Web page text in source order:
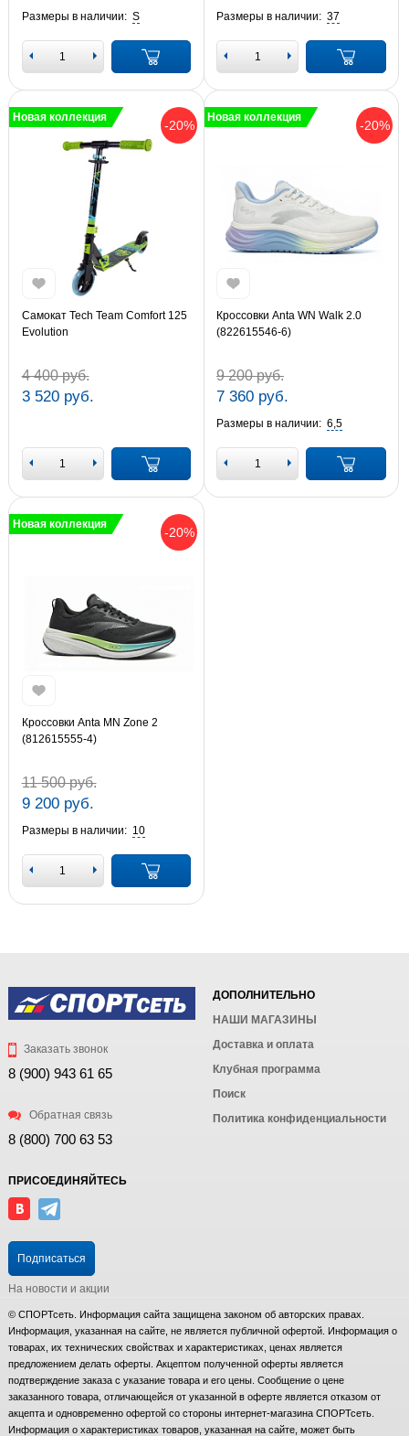
Размеры в наличии: S Размеры в наличии: 37
-20%
Новая коллекция
Самокат Tech Team Comfort 125
Evolution
4 400 руб.
3 520 руб.
-20%
Новая коллекция
Кроссовки Anta WN Walk 2.0
(822615546-6)
9 200 руб.
7 360 руб.
Размеры в наличии: 6,5
-20%
Новая коллекция
Кроссовки Anta MN Zone 2
(812615555-4)
11 500 руб.
9 200 руб.
Размеры в наличии: 10
Заказать звонок
8 (900) 943 61 65
Обратная связь
8 (800) 700 63 53
ДОПОЛНИТЕЛЬНО
НАШИ МАГАЗИНЫ
Доставка и оплата
Клубная программа
Поиск
Политика конфиденциальности
ПРИСОЕДИНЯЙТЕСЬ
Подписаться
На новости и акции
© СПОРТсеть. Информация сайта защищена законом об авторских правах.
Информация, указанная на сайте, не является публичной офертой. Информация о
товарах, их технических свойствах и характеристиках, ценах является
предложением делать оферты. Акцептом полученной оферты является
подтверждение заказа с указание товара и его цены. Сообщение о цене
заказанного товара, отличающейся от указанной в оферте является отказом от
акцепта и одновременно офертой со стороны интернет-магазина СПОРТсеть.
Информация о характеристиках товаров, указанная на сайте, может быть